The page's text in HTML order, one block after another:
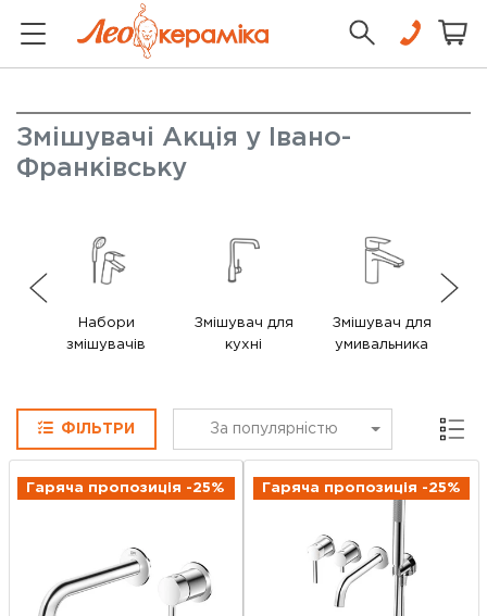
Змішувачі Акція у Івано-
Франківську
Набори
змішувачів
Змішувач для
кухні
Змішувач для
умивальника
ФІЛЬТРИ За популярністю Сітка
Гаряча пропозиція -25% Гаряча пропозиція -25%